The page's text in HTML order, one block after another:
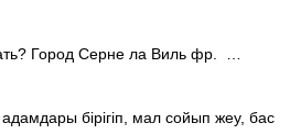
Город Серне ла Виль фр. …
бірігіп, мал сойып жеу, бас